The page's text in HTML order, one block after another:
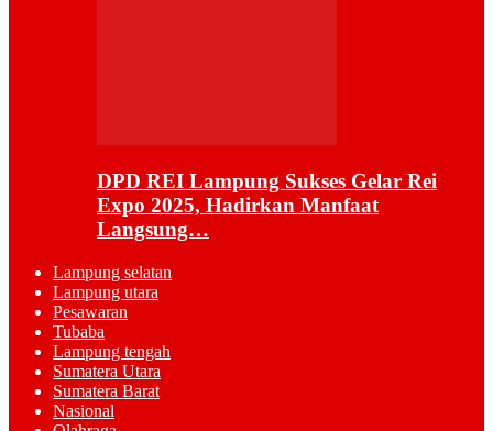
DPD REI Lampung Sukses Gelar Rei
Expo 2025, Hadirkan Manfaat
Langsung…
Lampung selatan
Lampung utara
Pesawaran
Tubaba
Lampung tengah
Sumatera Utara
Sumatera Barat
Nasional